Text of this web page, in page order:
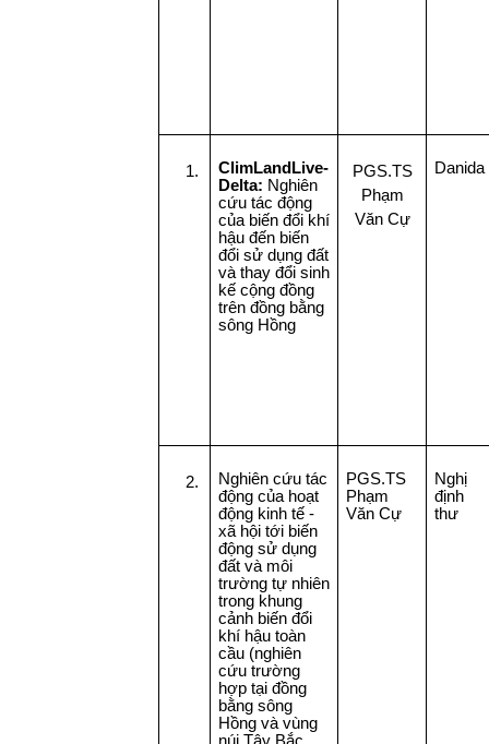
1.
ClimLandLive-
Delta: Nghiên
cứu tác động
của biến đổi khí
hậu đến biến
đổi sử dụng đất
và thay đổi sinh
kế cộng đồng
trên đồng bằng
sông Hồng
PGS.TS
Phạm
Văn Cự
Danida
2.
Nghiên cứu tác
động của hoạt
động kinh tế -
xã hội tới biến
động sử dụng
đất và môi
trường tự nhiên
trong khung
cảnh biến đổi
khí hậu toàn
cầu (nghiên
cứu trường
hợp tại đồng
bằng sông
Hồng và vùng
PGS.TS
Phạm
Văn Cự
Nghị
định
thư